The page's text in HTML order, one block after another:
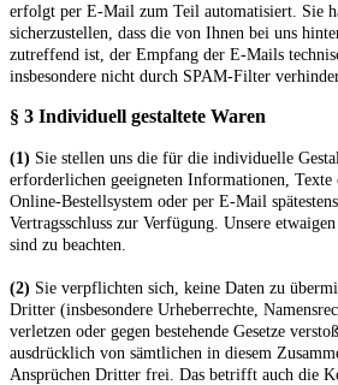
erfolgt per E-Mail zum Teil automatisiert. Sie
sicherzustellen, dass die von Ihnen bei uns
zutreffend ist, der Empfang der E-Mails
insbesondere nicht durch SPAM-Filter
§ 3 Individuell gestaltete Waren
(1) Sie stellen uns die für die individuelle
erforderlichen geeigneten Informationen, Texte
Online-Bestellsystem oder per E-Mail
Vertragsschluss zur Verfügung. Unsere
sind zu beachten.
(2) Sie verpflichten sich, keine Daten zu
Dritter (insbesondere Urheberrechte,
verletzen oder gegen bestehende Gesetze
ausdrücklich von sämtlichen in diesem
Ansprüchen Dritter frei. Das betrifft auch die